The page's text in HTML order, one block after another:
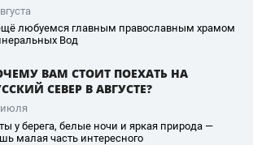
любуемся главным православным храмом
Вод
ВАМ СТОИТ ПОЕХАТЬ НА
СЕВЕР В АВГУСТЕ?
июля
у берега, белые ночи и яркая природа —
малая часть интересного